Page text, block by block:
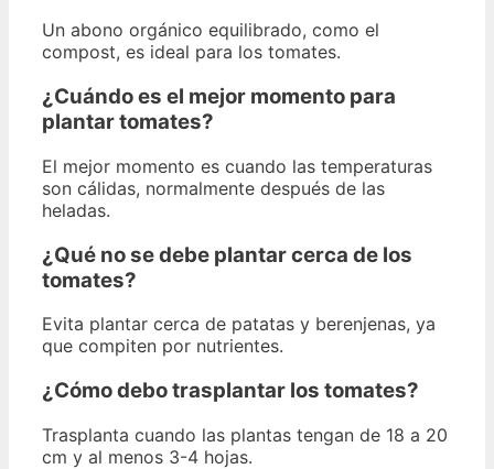
Un abono orgánico equilibrado, como el
compost, es ideal para los tomates.
¿Cuándo es el mejor momento para
plantar tomates?
El mejor momento es cuando las temperaturas
son cálidas, normalmente después de las
heladas.
¿Qué no se debe plantar cerca de los
tomates?
Evita plantar cerca de patatas y berenjenas, ya
que compiten por nutrientes.
¿Cómo debo trasplantar los tomates?
Trasplanta cuando las plantas tengan de 18 a 20
cm y al menos 3-4 hojas.